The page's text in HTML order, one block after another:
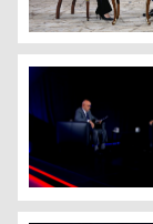
Kürdistan
Kurdistan24